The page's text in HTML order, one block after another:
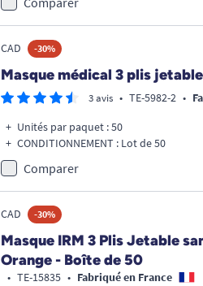
CAD -30%
Masque médical 3 plis
3 avis • TE-5982-2 •
Unités par paquet : 50
CONDITIONNEMENT : Lot de 50
Comparer
CAD -30%
Masque IRM 3 Plis Jetable
Orange - Boîte de 50
• TE-15835 • Fabriqué en France